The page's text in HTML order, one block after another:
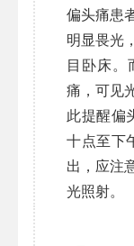
偏头痛患
明显畏光
目卧床。
痛，可见
此提醒偏
十点至下
出，应注
光照射。